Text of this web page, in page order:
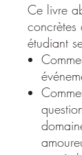
Ce livre
étudiant